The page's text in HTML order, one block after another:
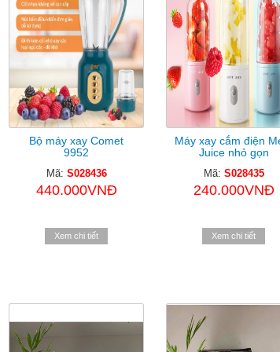
Bộ máy xay Comet
9952
Mã: S028436
440.000VNĐ
Xem chi tiết
Máy xay cắm điện
Juice nhỏ gọn
Mã: S028435
240.000VNĐ
Xem chi tiết